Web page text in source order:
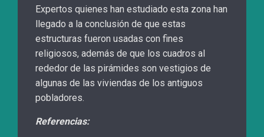
Expertos quienes han estudiado esta zona han
llegado a la conclusión de que estas
estructuras fueron usadas con fines
religiosos, además de que los cuadros al
rededor de las pirámides son vestigios de
algunas de las viviendas de los antiguos
pobladores.
Referencias: